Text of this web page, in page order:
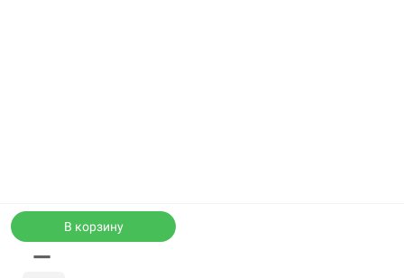
Каталог
В корзину
—